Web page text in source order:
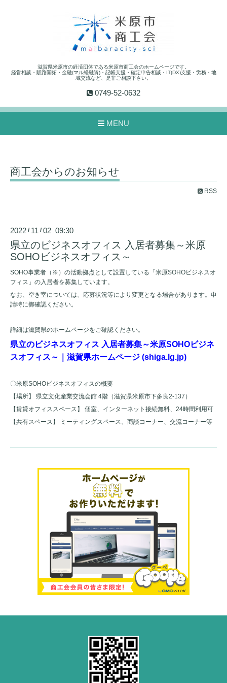
滋賀県米原市の経済団体である米原市商工会のホームページです。
経営相談・販路開拓・金融(マル経融資)・記帳支援・確定申告相談・IT(DX)支援・労務・地
域交流など、是非ご相談下さい。
0749-52-0632
MENU
商工会からのお知らせ
RSS
2022 / 11 /02 09:30
県立のビジネスオフィス 入居者募集～米原
SOHOビジネスオフィス～
SOHO事業者（※）の活動拠点として設置している「米原SOHOビジネスオ
フィス」の入居者を募集しています。
なお、空き室については、応募状況等により変更となる場合があります。申
請時に御確認ください。
詳細は滋賀県のホームページをご確認ください。
県立のビジネスオフィス 入居者募集～米原SOHOビジネ
スオフィス～｜滋賀県ホームページ (shiga.lg.jp)
〇米原SOHOビジネスオフィスの概要
【場所】 県立文化産業交流会館 4階（滋賀県米原市下多良2-137）
【賃貸オフィススペース】 個室、インターネット接続無料、24時間利用可
【共有スペース】 ミーティングスペース、商談コーナー、交流コーナー等